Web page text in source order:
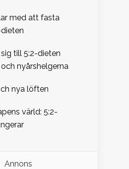
med att fasta
till 5:2-dieten
nyårshelgerna
nya löften
värld: 5:2-
Annons